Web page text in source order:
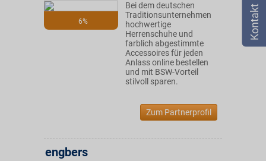
☎ 0800 - 279 25 82
6%
Bei dem deutschen
Traditionsunternehmen
hochwertige
Herrenschuhe und
farblich abgestimmte
Accessoires für jeden
Anlass online bestellen
und mit BSW-Vorteil
stilvoll sparen.
Zum Partnerprofil
engbers